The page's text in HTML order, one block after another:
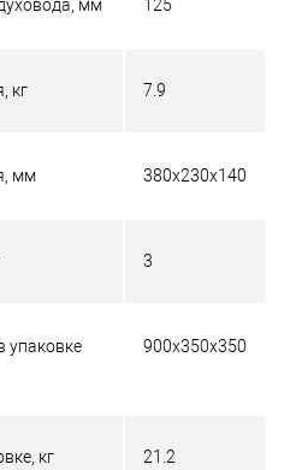
мм 125
кг 7.9
мм 380х230х140
3
упаковке
900х350х350
кг 21.2